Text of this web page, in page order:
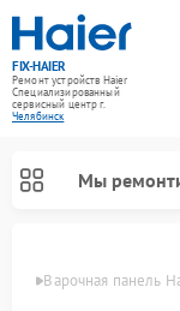
FIX-HAIER
Ремонт устройств Haier
Специализированный
cервисный центр г.
Челябинск
Мы
Варочная панель